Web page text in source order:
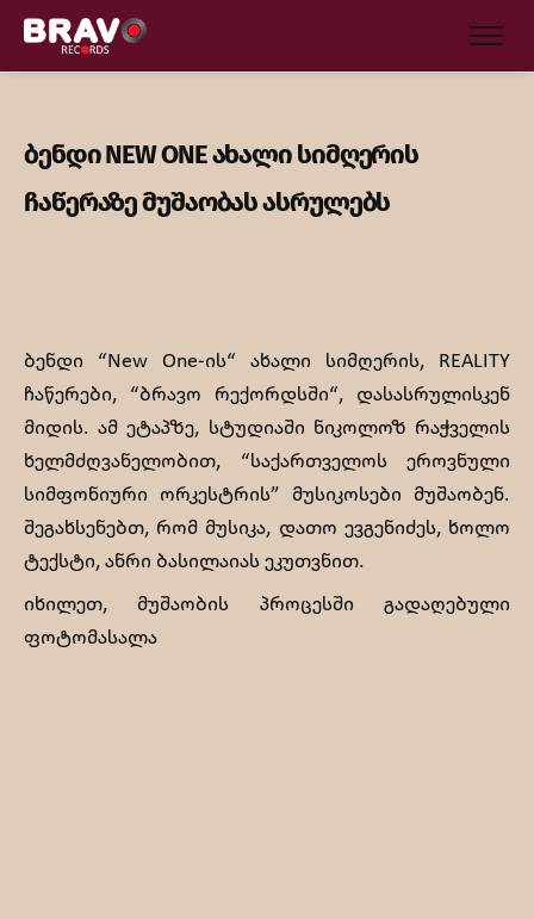
ბენდი NEW ONE ახალი სიმღერის
ჩაწერაზე მუშაობას ასრულებს
ბენდი “New One-ის“ ახალი სიმღერის, REALITY
ჩაწერები, “ბრავო რექორდსში“, დასასრულისკენ
მიდის. ამ ეტაპზე, სტუდიაში ნიკოლოზ რაჭველის
ხელმძღვანელობით, “საქართველოს ეროვნული
სიმფონიური ორკესტრის” მუსიკოსები მუშაობენ.
შეგახსენებთ, რომ მუსიკა, დათო ევგენიძეს, ხოლო
ტექსტი, ანრი ბასილაიას ეკუთვნით.
იხილეთ, მუშაობის პროცესში გადაღებული
ფოტომასალა